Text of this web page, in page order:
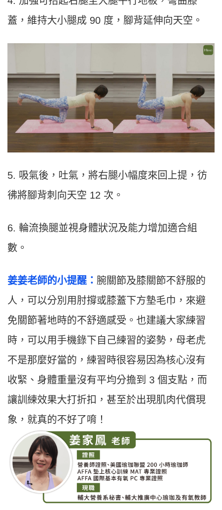
蓋，維持大小腿成 90 度，腳背延伸向天空。
5. 吸氣後，吐氣，將右腿小幅度來回上提，彷
彿將腳背刺向天空 12 次。
6. 輪流換腿並視身體狀況及能力增加適合組
數。
姜姜老師的小提醒： 腕關節及膝關節不舒服的
人，可以分別用肘撐或膝蓋下方墊毛巾，來避
免關節著地時的不舒適感受。也建議大家練習
時，可以用手機錄下自己練習的姿勢，母老虎
不是那麼好當的，練習時很容易因為核心沒有
收緊、身體重量沒有平均分擔到 3 個支點，而
讓訓練效果大打折扣，甚至於出現肌肉代償現
象，就真的不好了唷！